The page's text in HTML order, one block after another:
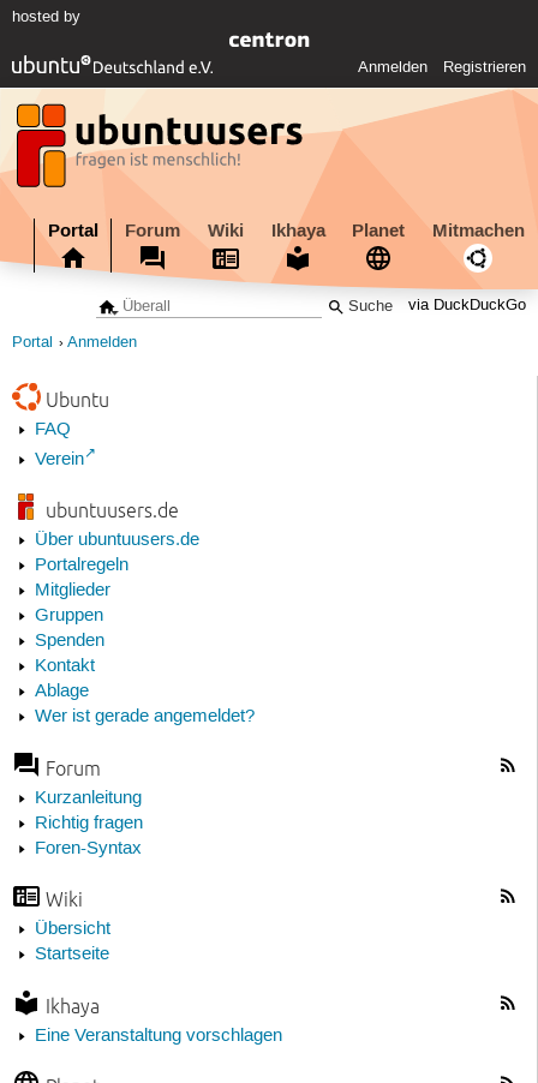
hosted by
Anmelden Registrieren
Portal Forum Wiki Ikhaya Planet Mitmachen
via DuckDuckGo
Portal Anmelden
Ubuntu
FAQ
Verein
ubuntuusers.de
Über ubuntuusers.de
Portalregeln
Mitglieder
Gruppen
Spenden
Kontakt
Ablage
Wer ist gerade angemeldet?
Forum
Kurzanleitung
Richtig fragen
Foren-Syntax
Wiki
Übersicht
Startseite
Ikhaya
Eine Veranstaltung vorschlagen